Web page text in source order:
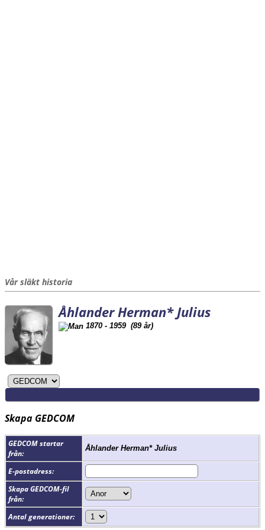
Vår släkt historia
Åhlander Herman* Julius
1870 - 1959 (89 år)
Skapa GEDCOM
GEDCOM startar
från:
Åhlander Herman* Julius
E-postadress:
Skapa GEDCOM-fil
från:
Antal generationer: